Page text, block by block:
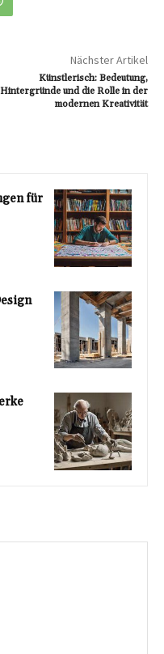
Nächster Artikel
Künstlerisch: Bedeutung,
Hintergründe und die Rolle in der
modernen Kreativität
für